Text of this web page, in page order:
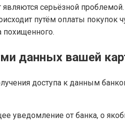
серьёзной
путём оплаты
похищенного.
данных вашей
доступа к данным
уведомление от банка, о